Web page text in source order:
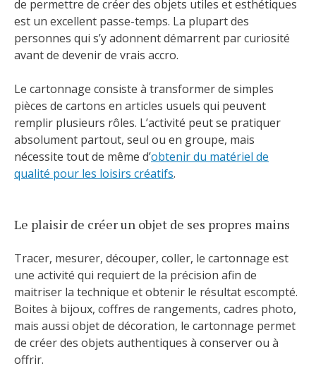
de permettre de créer des objets utiles et esthétiques
est un excellent passe-temps. La plupart des
personnes qui s’y adonnent démarrent par curiosité
avant de devenir de vrais accro.
Le cartonnage consiste à transformer de simples
pièces de cartons en articles usuels qui peuvent
remplir plusieurs rôles. L’activité peut se pratiquer
absolument partout, seul ou en groupe, mais
nécessite tout de même d’obtenir du matériel de
qualité pour les loisirs créatifs.
Le plaisir de créer un objet de ses propres mains
Tracer, mesurer, découper, coller, le cartonnage est
une activité qui requiert de la précision afin de
maitriser la technique et obtenir le résultat escompté.
Boites à bijoux, coffres de rangements, cadres photo,
mais aussi objet de décoration, le cartonnage permet
de créer des objets authentiques à conserver ou à
offrir.